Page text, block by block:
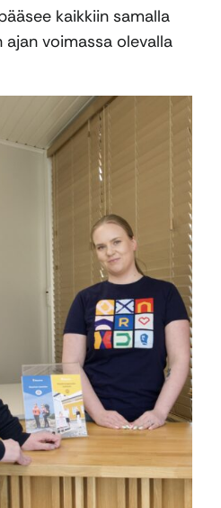
kaikkiin samalla
voimassa olevalla